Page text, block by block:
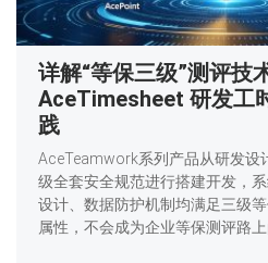
详解“等保三级”测评技
AceTimesheet 研发工
践
AceTeamwork系列产品从研发设
级全套安全规范进行搭建开发，
设计、数据防护机制均满足三级
属性，不会成为企业等保测评路上